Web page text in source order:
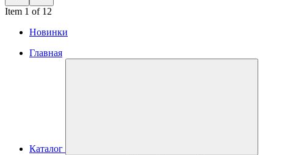
Item 1 of 12
Новинки
Главная
Каталог